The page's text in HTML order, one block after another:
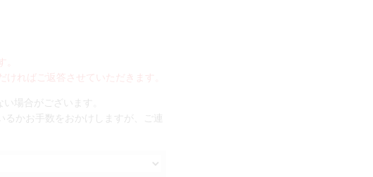
。
ればご返答させていただきます。
場合がございます。
かお手数をおかけしますが、ご連